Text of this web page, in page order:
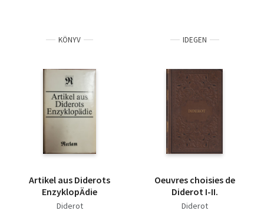
KÖNYV
Artikel aus Diderots
EnzyklopÄdie
Diderot
IDEGEN
Oeuvres choisies de
Diderot I-II.
Diderot